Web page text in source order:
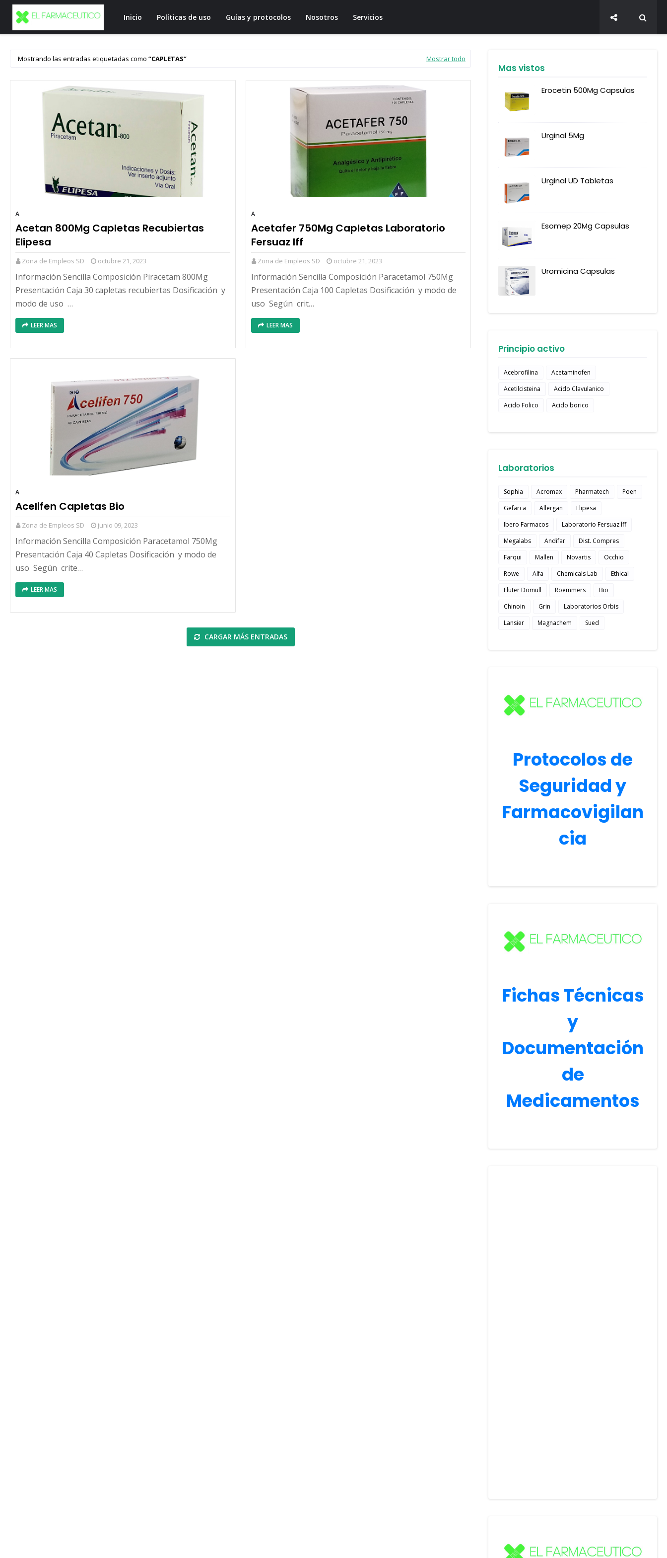
Inicio Políticas de uso Guías y protocolos Nosotros Servicios
Mostrando las entradas etiquetadas como CAPLETAS Mostrar todo
A
Acetan 800Mg Capletas Recubiertas
Elipesa
Zona de Empleos SD octubre 21, 2023
Información Sencilla Composición Piracetam 800Mg
Presentación Caja 30 capletas recubiertas Dosificación y
modo de uso …
LEER MAS
A
Acetafer 750Mg Capletas Laboratorio
Fersuaz lff
Zona de Empleos SD octubre 21, 2023
Información Sencilla Composición Paracetamol 750Mg
Presentación Caja 100 Capletas Dosificación y modo de
uso Según crit…
LEER MAS
A
Acelifen Capletas Bio
Zona de Empleos SD junio 09, 2023
Información Sencilla Composición Paracetamol 750Mg
Presentación Caja 40 Capletas Dosificación y modo de
uso Según crite…
LEER MAS
CARGAR MÁS ENTRADAS
Mas vistos
Erocetin 500Mg Capsulas
Urginal 5Mg
Urginal UD Tabletas
Esomep 20Mg Capsulas
Uromicina Capsulas
Principio activo
Acebrofilina
Acetaminofen
Acetilcisteina
Acido Clavulanico
Acido Folico
Acido borico
Laboratorios
Sophia Acromax Pharmatech
Poen
Gefarca
Allergan
Elipesa
Ibero Farmacos
Laboratorio Fersuaz lff
Megalabs
Andifar
Dist. Compres
Farqui
Mallen Novartis
Occhio
Rowe
Alfa Chemicals Lab
Ethical
Fluter Domull
Roemmers
Bio
Chinoin
Grin
Laboratorios Orbis
Lansier
Magnachem Sued
Protocolos de
Seguridad y
Farmacovigilan
cia
Fichas Técnicas
y
Documentación
de
Medicamentos